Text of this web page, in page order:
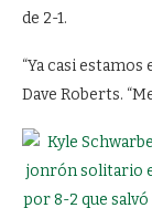
de 2-1.
“Ya casi estamos
Dave Roberts.